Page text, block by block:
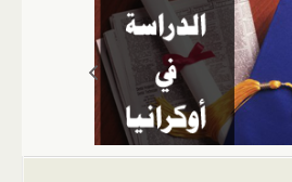
gr
a
m
s
A
p
p